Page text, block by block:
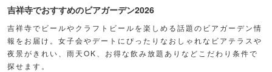
吉祥寺でおすすめのビアガーデン2026
吉祥寺でビールやクラフトビールを楽しめる話題のビアガーデン情
報をお届け。女子会やデートにぴったりなおしゃれなビアテラスや
夜景がきれい、雨天OK、お得な飲み放題ありなどこだわり条件で
探せます。